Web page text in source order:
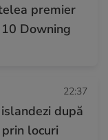
premier
Downing
22:37
după
locuri